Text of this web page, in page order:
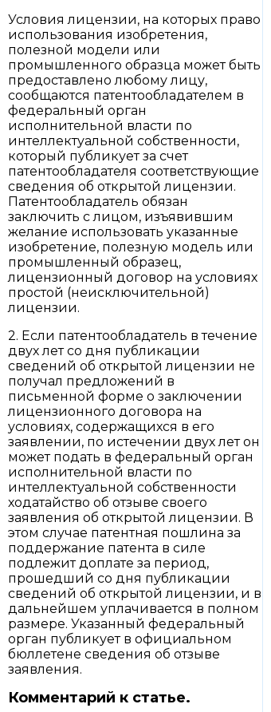
Условия лицензии, на которых право
использования изобретения,
полезной модели или
промышленного образца может быть
предоставлено любому лицу,
сообщаются патентообладателем в
федеральный орган
исполнительной власти по
интеллектуальной собственности,
который публикует за счет
патентообладателя соответствующие
сведения об открытой лицензии.
Патентообладатель обязан
заключить с лицом, изъявившим
желание использовать указанные
изобретение, полезную модель или
промышленный образец,
лицензионный договор на условиях
простой (неисключительной)
лицензии.
2. Если патентообладатель в течение
двух лет со дня публикации
сведений об открытой лицензии не
получал предложений в
письменной форме о заключении
лицензионного договора на
условиях, содержащихся в его
заявлении, по истечении двух лет он
может подать в федеральный орган
исполнительной власти по
интеллектуальной собственности
ходатайство об отзыве своего
заявления об открытой лицензии. В
этом случае патентная пошлина за
поддержание патента в силе
подлежит доплате за период,
прошедший со дня публикации
сведений об открытой лицензии, и в
дальнейшем уплачивается в полном
размере. Указанный федеральный
орган публикует в официальном
бюллетене сведения об отзыве
заявления.
Комментарий к статье.